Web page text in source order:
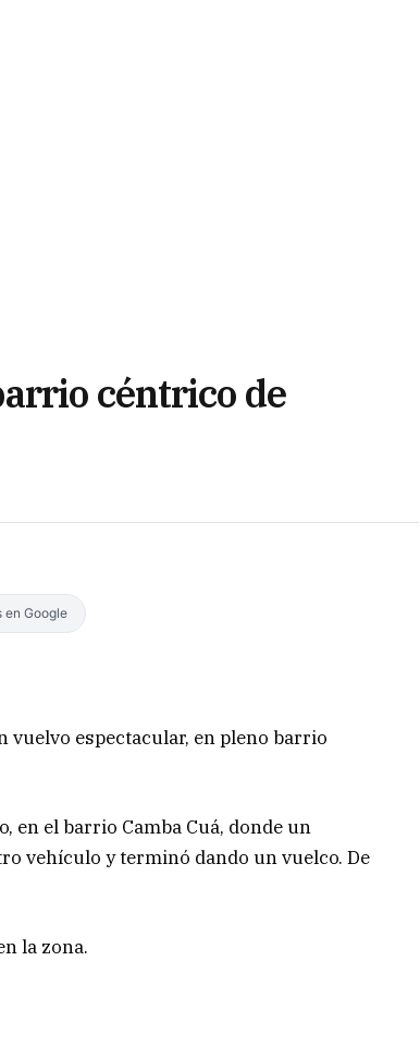
céntrico de
en Google
vuelvo espectacular, en pleno barrio
en el barrio Camba Cuá, donde un
vehículo y terminó dando un vuelco. De
la zona.